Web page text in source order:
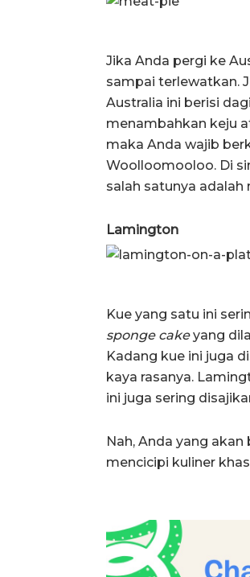
Jika Anda pergi ke
sampai terlewatkan.
Australia ini berisi
menambahkan keju
maka Anda wajib
Woolloomooloo. Di
salah satunya
Lamington
Kue yang satu ini
sponge cakeyang
Kadang kue ini juga
kaya rasanya.
ini juga sering
Nah, Anda yang
mencicipi kuliner